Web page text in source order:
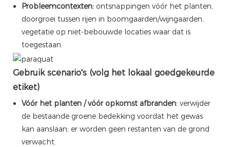
Probleemcontexten:ontsnappingen vóór het planten,
doorgroei tussen rijen in boomgaarden/wijngaarden,
vegetatie op niet-bebouwde locaties waar dat is
toegestaan.
Gebruik scenario's (volg het lokaal goedgekeurde
etiket)
Vóór het planten / vóór opkomst afbranden:verwijder
de bestaande groene bedekking voordat het gewas
kan aanslaan; er worden geen restanten van de grond
verwacht.